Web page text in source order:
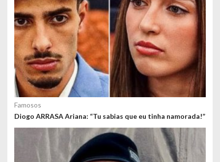
Famosos
Diogo ARRASA Ariana: “Tu sabias que eu tinha namorada!”